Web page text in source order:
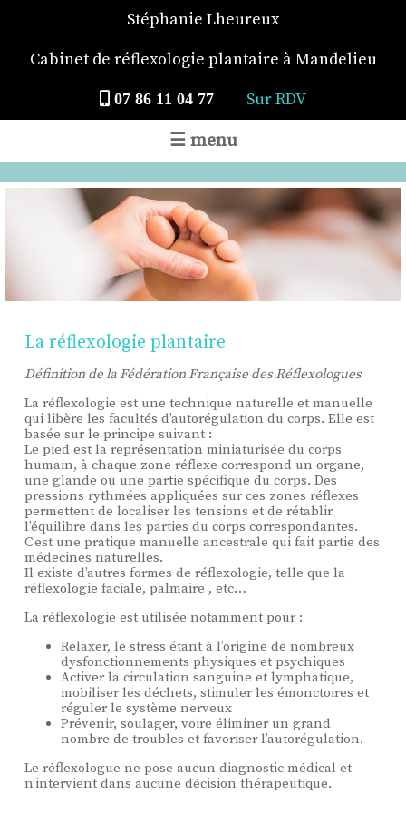
Stéphanie Lheureux
Cabinet de réflexologie plantaire à Mandelieu
07 86 11 04 77 Sur RDV
☰ menu
La réflexologie plantaire
Définition de la Fédération Française des Réflexologues
La réflexologie est une technique naturelle et manuelle
qui libère les facultés d’autorégulation du corps. Elle est
basée sur le principe suivant :
Le pied est la représentation miniaturisée du corps
humain, à chaque zone réflexe correspond un organe,
une glande ou une partie spécifique du corps. Des
pressions rythmées appliquées sur ces zones réflexes
permettent de localiser les tensions et de rétablir
l’équilibre dans les parties du corps correspondantes.
C’est une pratique manuelle ancestrale qui fait partie des
médecines naturelles.
Il existe d’autres formes de réflexologie, telle que la
réflexologie faciale, palmaire , etc…
La réflexologie est utilisée notamment pour :
Relaxer, le stress étant à l’origine de nombreux
dysfonctionnements physiques et psychiques
Activer la circulation sanguine et lymphatique,
mobiliser les déchets, stimuler les émonctoires et
réguler le système nerveux
Prévenir, soulager, voire éliminer un grand
nombre de troubles et favoriser l’autorégulation.
Le réflexologue ne pose aucun diagnostic médical et
n’intervient dans aucune décision thérapeutique.